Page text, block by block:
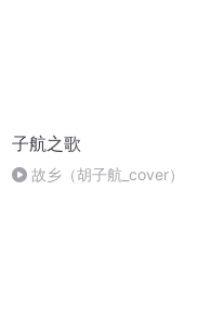
子航之歌
故乡（胡子航_cover）